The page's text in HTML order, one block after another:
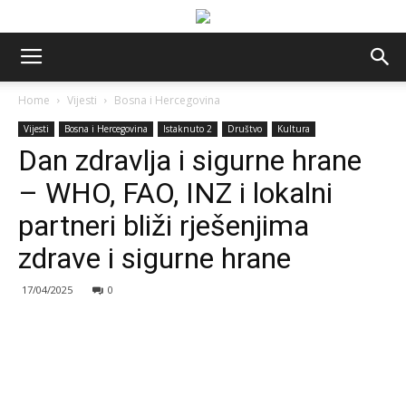
Home Vijesti Bosna i Hercegovina
Vijesti Bosna i Hercegovina Istaknuto 2 Društvo Kultura
Dan zdravlja i sigurne hrane
– WHO, FAO, INZ i lokalni
partneri bliži rješenjima
zdrave i sigurne hrane
17/04/2025 0